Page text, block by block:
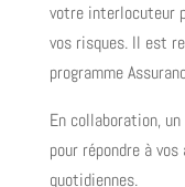
votre interlocuteur
vos risques. Il est
programme
En collaboration,
pour répondre à
quotidiennes.